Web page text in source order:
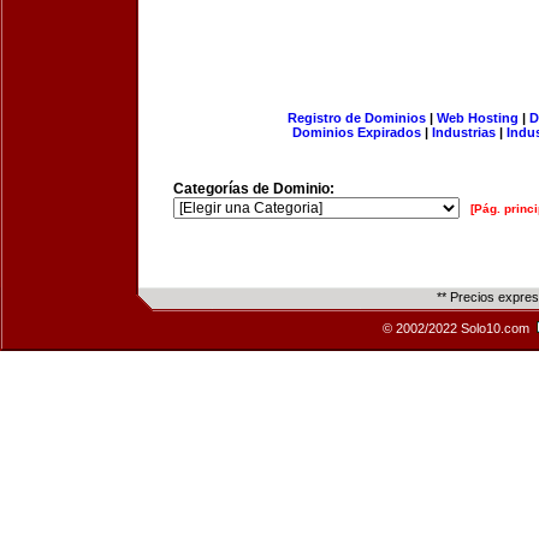
Registro de Dominios| Web Hosting |
Dominios Expirados | Industrias |
Categorías de Dominio:
[Pág.
** Precios
© 2002/2022 Solo10.com